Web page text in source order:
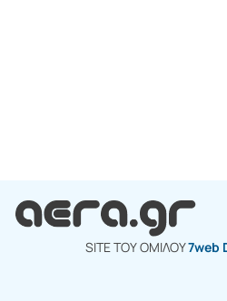
SITE ΤΟΥ ΟΜΙΛΟY7web